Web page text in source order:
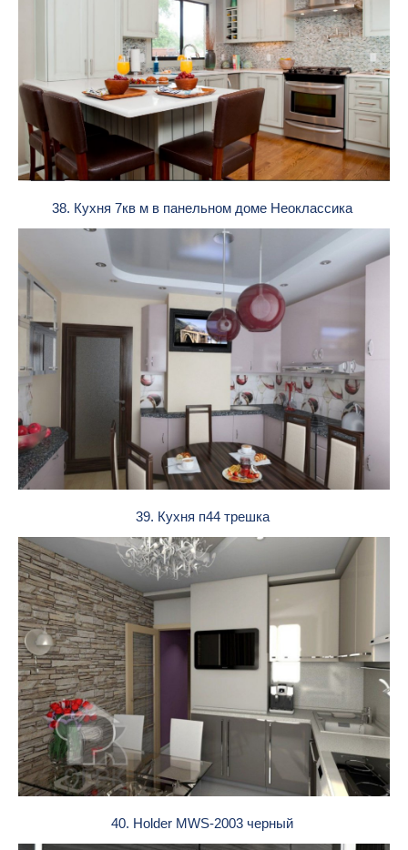
38. Кухня 7кв м в панельном доме Неоклассика
39. Кухня п44 трешка
40. Holder MWS-2003 черный